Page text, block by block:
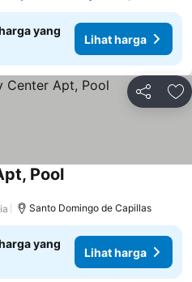
yang
Lihat harga
Bagikan
PoolLihat harga
Santo Domingo de Capillas
yang
Lihat harga